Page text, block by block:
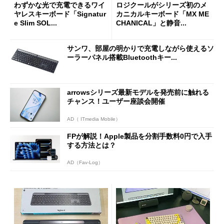
わずかな光で充電できるワイ
ヤレスキーボード「Signatur
e Slim SOL...
ロジクールがシリーズ初のメ
カニカルキーボード「MX ME
CHANICAL」と静音...
サンワ、部屋の明かりで充電しながら使えるソ
ーラーパネル搭載Bluetoothキー...
arrowsシリーズ最新モデルを発売前に触れる
チャンス！ユーザー座談会開催
AD（ ITmedia Mobile）
FPが解説！Apple製品を分割手数料0円で入手
する方法とは？
AD（Fav-Log）